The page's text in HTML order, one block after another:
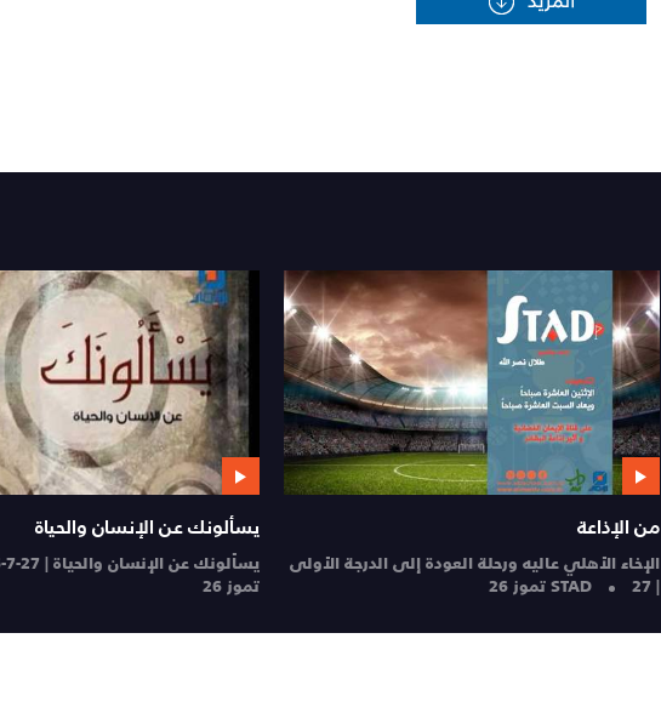
من الإذاعة
الإخاء الأهلي عاليه ورحلة العودة إلى الدرجة الأولى
| STAD27 تموز 26
يسألونك عن الإنسان والحياة
يسألونك عن الإنسان والحياة | 27-7-2026
تموز 26